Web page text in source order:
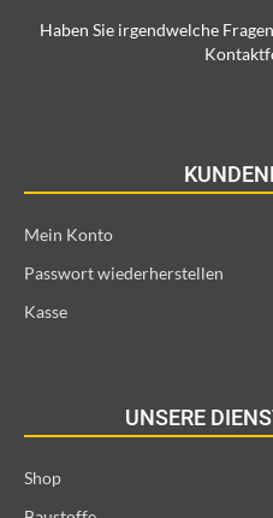
Haben Sie irgendwelche
Mein Konto
Passwort wiederherstellen
Kasse
UNSERE
Shop